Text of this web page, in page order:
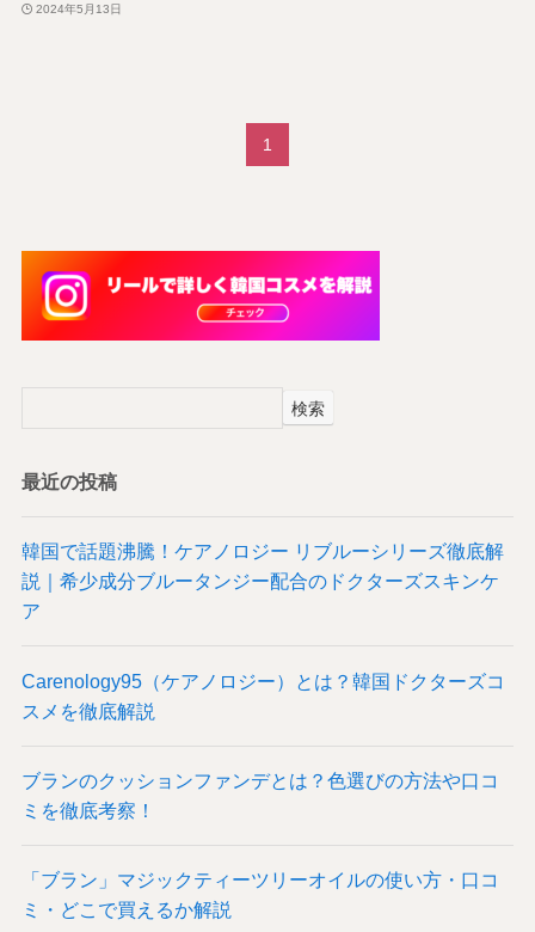
2024年5月13日
1
検索
最近の投稿
韓国で話題沸騰！ケアノロジー リブルーシリーズ徹底解
説｜希少成分ブルータンジー配合のドクターズスキンケ
ア
Carenology95（ケアノロジー）とは？韓国ドクターズコ
スメを徹底解説
ブランのクッションファンデとは？色選びの方法や口コ
ミを徹底考察！
「ブラン」マジックティーツリーオイルの使い方・口コ
ミ・どこで買えるか解説